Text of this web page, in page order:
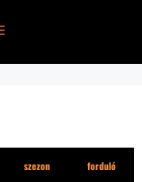
MENÜ
szezon forduló